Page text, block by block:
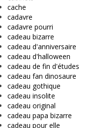
cache
cadavre
cadavre pourri
cadeau bizarre
cadeau d'anniversaire
cadeau d'halloween
cadeau de fin d'études
cadeau fan dinosaure
cadeau gothique
cadeau insolite
cadeau original
cadeau papa bizarre
cadeau pour elle